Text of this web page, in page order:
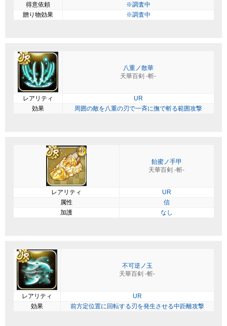
得意依頼
※調査中
贈り物効果
※調査中
八重ノ散華
天華百剣 -斬-
レアリティ
UR
効果
周囲の敵を八重の刃で一斉に撫で斬る範囲攻撃
飴蜜ノ手甲
天華百剣 -斬-
レアリティ
UR
属性
信
加護
なし
不可逆ノ玉
天華百剣 -斬-
レアリティ
UR
効果
前方定位置に回転する刃を発生させる中距離攻撃